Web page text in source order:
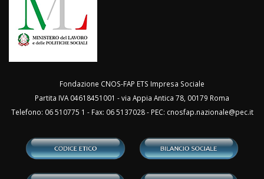
Fondazione CNOS-FAP ETS Impresa Sociale
Partita IVA 04618451001 - via Appia Antica 78, 00179 Roma
Telefono: 06 510775 1 - Fax: 06 5137028 - PEC: cnosfap.nazionale@pec.it